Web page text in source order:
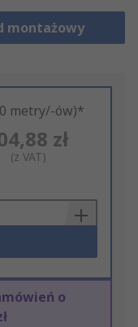
montażowy
metry/-ów)*
zł
(z VAT)
o